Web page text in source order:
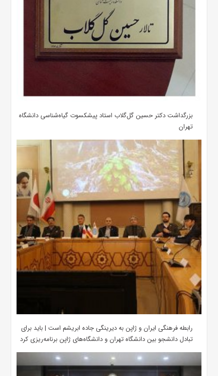
بزرگداشت دکتر حسین گل‌گلاب استاد پیشکسوت گیاه‌شناسی دانشگاه
تهران
رابطه فرهنگی ایران و ژاپن به دیرینگی جاده ابریشم است | باید برای
تبادل دانشجو بین دانشگاه تهران و دانشگاه‌های ژاپن برنامه‌ریزی کرد